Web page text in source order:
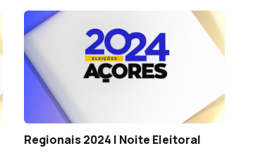
Regionais 2024 | Noite Eleitoral